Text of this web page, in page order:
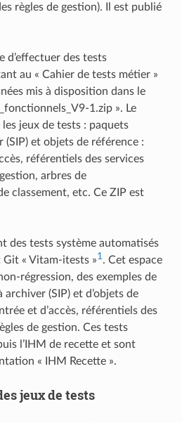
règles de gestion). Il est publié
d’effectuer des tests
au « Cahier de tests métier »
mis à disposition dans le
1.zip ». Le
jeux de tests : paquets
(SIP) et objets de référence :
référentiels des services
arbres de
classement, etc. Ce ZIP est
des tests système automatisés
Git « Vitam-itests »1. Cet espace
régression, des exemples de
(SIP) et d’objets de
et d’accès, référentiels des
de gestion. Ces tests
l’IHM de recette et sont
« IHM Recette ».
jeux de tests